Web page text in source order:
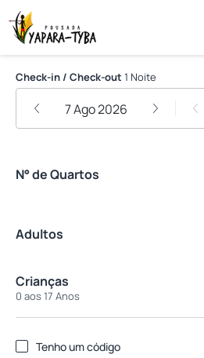
Pousada Yapara Tyba
Check-in / Check-out 1 Noite
7 Ago 2026
N° de Quartos
Adultos
Crianças
0 aos 17 Anos
Tenho um código